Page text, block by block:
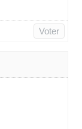
Voter